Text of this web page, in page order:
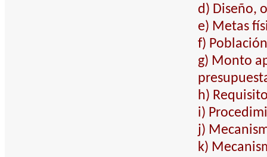
d) Diseño,
e) Metas
f)
g) Monto
h)
i)
j)
k)